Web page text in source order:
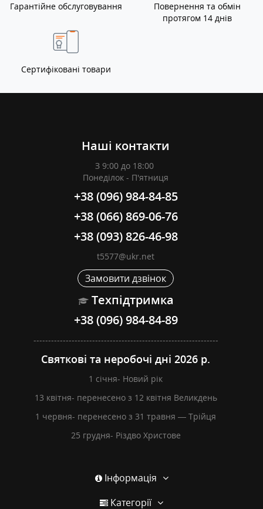
Гарантійне обслуговування
Повернення та обмін
протягом 14 днів
Сертифіковані товари
Наші контакти
З 9:00 до 18:00
Понеділок - П'ятниця
+38 (096) 984-84-85
+38 (066) 869-06-76
+38 (093) 826-46-98
t5577@ukr.net
Замовити дзвінок
Техпідтримка
+38 (096) 984-84-89
---------------------------------------------------------------
Святкові та неробочі дні 2026 р.
1 січня- Новий рік
13 квітня- перенесено з 12 квітня Великдень
1 червня- перенесено з 31 травня — Трійця
25 грудня- Різдво Христове
Інформація
Категорії